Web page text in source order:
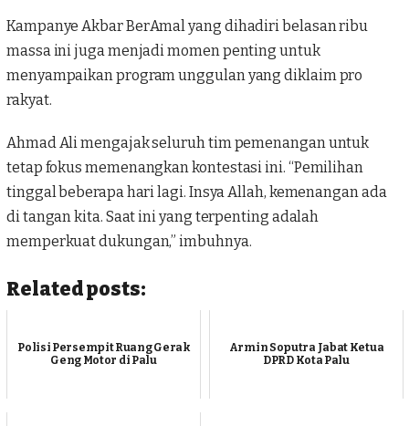
Kampanye Akbar BerAmal yang dihadiri belasan ribu
massa ini juga menjadi momen penting untuk
menyampaikan program unggulan yang diklaim pro
rakyat.
Ahmad Ali mengajak seluruh tim pemenangan untuk
tetap fokus memenangkan kontestasi ini. “Pemilihan
tinggal beberapa hari lagi. Insya Allah, kemenangan ada
di tangan kita. Saat ini yang terpenting adalah
memperkuat dukungan,” imbuhnya.
Related posts:
Polisi Persempit Ruang Gerak
Geng Motor di Palu
Armin Soputra Jabat Ketua
DPRD Kota Palu